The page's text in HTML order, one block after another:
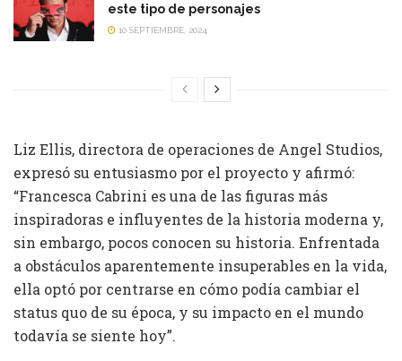
este tipo de personajes
10 SEPTIEMBRE, 2024
Liz Ellis, directora de operaciones de Angel Studios,
expresó su entusiasmo por el proyecto y afirmó:
“Francesca Cabrini es una de las figuras más
inspiradoras e influyentes de la historia moderna y,
sin embargo, pocos conocen su historia. Enfrentada
a obstáculos aparentemente insuperables en la vida,
ella optó por centrarse en cómo podía cambiar el
status quo de su época, y su impacto en el mundo
todavía se siente hoy”.